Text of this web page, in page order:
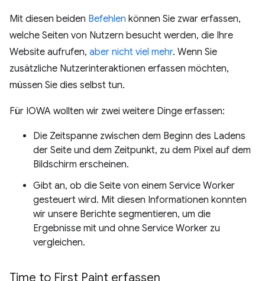
Mit diesen beiden Befehlen können Sie zwar erfassen,
welche Seiten von Nutzern besucht werden, die Ihre
Website aufrufen, aber nicht viel mehr. Wenn Sie
zusätzliche Nutzerinteraktionen erfassen möchten,
müssen Sie dies selbst tun.
Für IOWA wollten wir zwei weitere Dinge erfassen:
Die Zeitspanne zwischen dem Beginn des Ladens
der Seite und dem Zeitpunkt, zu dem Pixel auf dem
Bildschirm erscheinen.
Gibt an, ob die Seite von einem Service Worker
gesteuert wird. Mit diesen Informationen konnten
wir unsere Berichte segmentieren, um die
Ergebnisse mit und ohne Service Worker zu
vergleichen.
Time to First Paint erfassen